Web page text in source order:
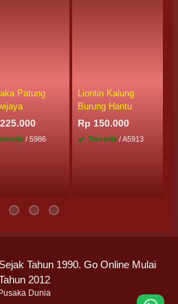
Patung
/ 5986
Liontin Kalung
Burung Hantu
Rp 150.000
Tersedia / A5913
Tahun 1990. Go Online Mulai
2012
Dunia